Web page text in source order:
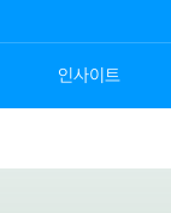
인사이트